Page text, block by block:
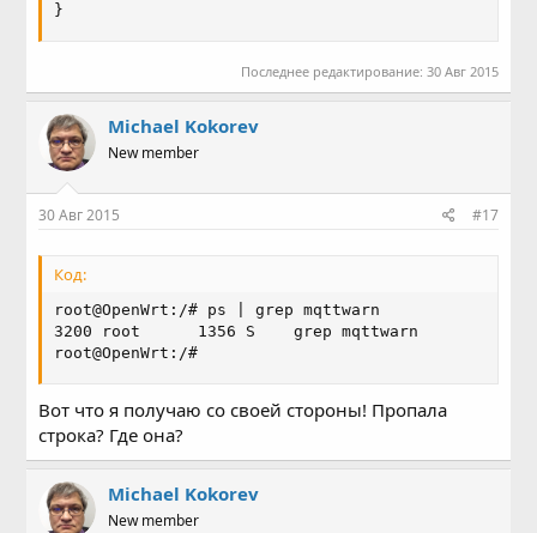
}
Последнее редактирование: 30 Авг 2015
Michael Kokorev
New member
30 Авг 2015 #17
Код:
root@OpenWrt:/# ps | grep mqttwarn
3200 root      1356 S    grep mqttwarn
root@OpenWrt:/#
Вот что я получаю со своей стороны! Пропала
строка? Где она?
Michael Kokorev
New member